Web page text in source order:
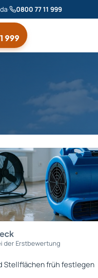
· 0800 77 11 999
999
der Erstbewertung
Stellflächen früh festlegen